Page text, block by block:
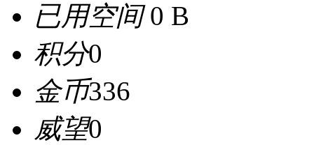
已用空间0 B
积分0
金币336
威望0